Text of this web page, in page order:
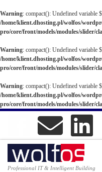
Warning: compact(): Undefined variable
/home/klient.dhosting.pl/wolfos/
pro/core/front/models/modules/slider/
Warning: compact(): Undefined variable
/home/klient.dhosting.pl/wolfos/
pro/core/front/models/modules/slider/
Warning: compact(): Undefined variable
/home/klient.dhosting.pl/wolfos/
pro/core/front/models/modules/slider/
Professional IT & Intelligent Building